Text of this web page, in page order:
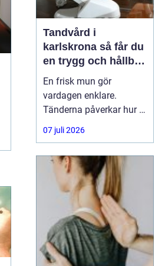
Tandvård i
karlskrona så får du
en trygg och hållbar
munhälsa
En frisk mun gör
vardagen enklare.
Tänderna påverkar hur vi
äter, hur vi pratar och hur
trygga vi känner oss i
människor söker efter
tandvård Karlskrona
handlar
07 juli 2026